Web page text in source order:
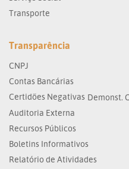
Transporte
Transparência
CNPJ
Contas Bancárias
Certidões Negativas Demonst.
Auditoria Externa
Recursos Públicos
Boletins Informativos
Relatório de Atividades